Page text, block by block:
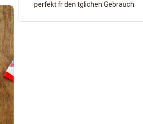
perfekt fr den tglichen Gebrauch.